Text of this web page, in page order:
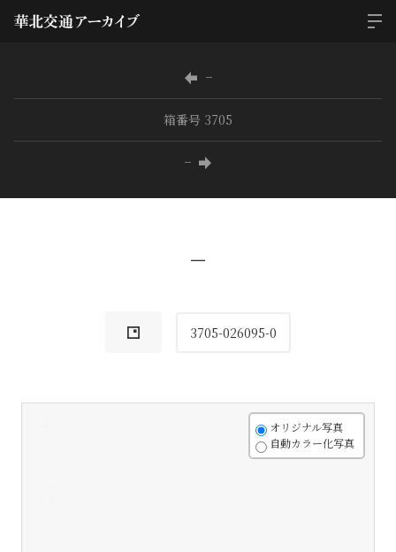
−
箱番号 3705
−
−
3705-026095-0
オリジナル写真
自動カラー化写真